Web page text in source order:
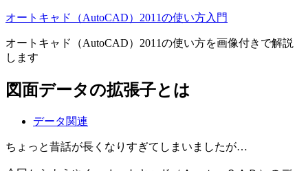
オートキャド（AutoCAD）2011の使い方入門
オートキャド（AutoCAD）2011の使い方を画像付きで解説
します
図面データの拡張子とは
データ関連
ちょっと昔話が長くなりすぎてしまいましたが…